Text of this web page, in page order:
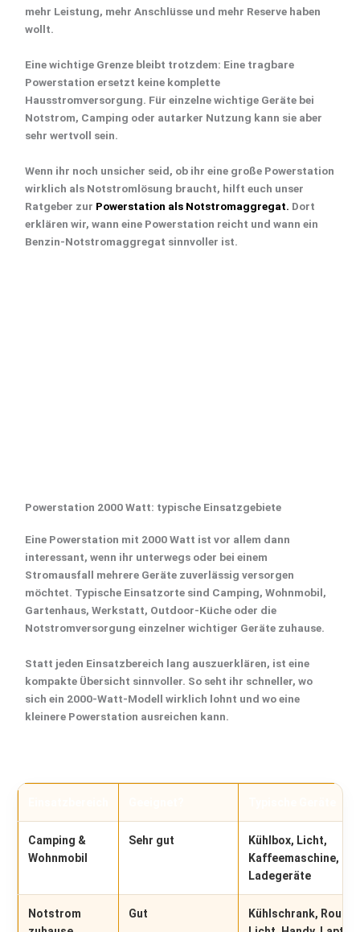
mehr Leistung, mehr Anschlüsse und mehr Reserve haben
wollt.
Eine wichtige Grenze bleibt trotzdem: Eine tragbare
Powerstation ersetzt keine komplette
Hausstromversorgung. Für einzelne wichtige Geräte bei
Notstrom, Camping oder autarker Nutzung kann sie aber
sehr wertvoll sein.
Wenn ihr noch unsicher seid, ob ihr eine große Powerstation
wirklich als Notstromlösung braucht, hilft euch unser
Ratgeber zur Powerstation als Notstromaggregat. Dort
erklären wir, wann eine Powerstation reicht und wann ein
Benzin-Notstromaggregat sinnvoller ist.
Powerstation 2000 Watt: typische Einsatzgebiete
Eine Powerstation mit 2000 Watt ist vor allem dann
interessant, wenn ihr unterwegs oder bei einem
Stromausfall mehrere Geräte zuverlässig versorgen
möchtet. Typische Einsatzorte sind Camping, Wohnmobil,
Gartenhaus, Werkstatt, Outdoor-Küche oder die
Notstromversorgung einzelner wichtiger Geräte zuhause.
Statt jeden Einsatzbereich lang auszuerklären, ist eine
kompakte Übersicht sinnvoller. So seht ihr schneller, wo
sich ein 2000-Watt-Modell wirklich lohnt und wo eine
kleinere Powerstation ausreichen kann.
Camping &
Wohnmobil
Sehr gut
Kühlbox, Licht,
Kaffeemaschine,
Ladegeräte
Notstrom
Gut
Kühlschrank, Router,